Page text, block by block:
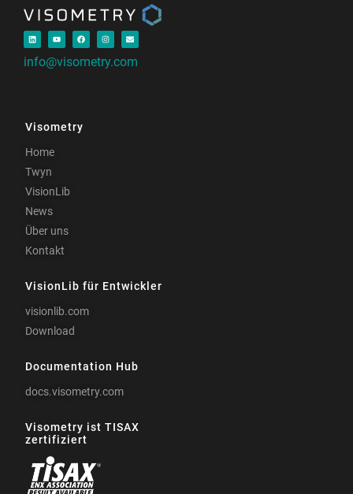
info@visometry.com
Visometry
Home
Twyn
VisionLib
News
Über uns
Kontakt
VisionLib für Entwickler
visionlib.com
Download
Documentation Hub
docs.visometry.com
Visometry ist TISAX
zertifiziert